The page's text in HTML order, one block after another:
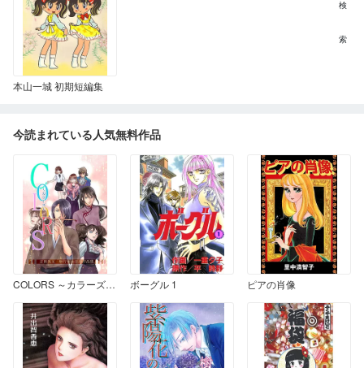
本山一城 初期短編集
今読まれている人気無料作品
COLORS ～カラーズ～ 吉田美文 単行本未収録作品集 ボーグル 1 ピアの肖像